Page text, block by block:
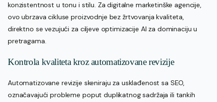
konzistentnost u tonu i stilu. Za digitalne marketinške agencije,
ovo ubrzava cikluse proizvodnje bez žrtvovanja kvaliteta,
direktno se vezujući za ciljeve optimizacije AI za dominaciju u
pretragama.
Kontrola kvaliteta kroz automatizovane revizije
Automatizovane revizije skeniraju za usklađenost sa SEO,
označavajući probleme poput duplikatnog sadržaja ili tankih